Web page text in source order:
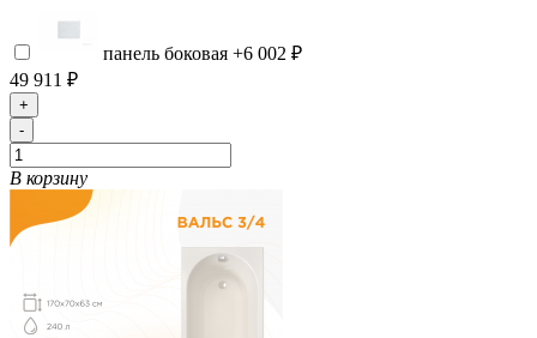
панель боковая +6 002 ₽
49 911 ₽
+
-
В корзину